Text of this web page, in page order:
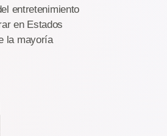
entretenimiento
en Estados
la mayoría